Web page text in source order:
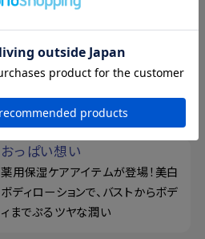
柿渋のちからを、味方につけ
る
ベタつきやお肌のニオイが気になり
っけん
おっぱい想い
薬用保湿ケアアイテムが登場！美白
ボディローションで、バストからボデ
ィまでぷるツヤな潤い